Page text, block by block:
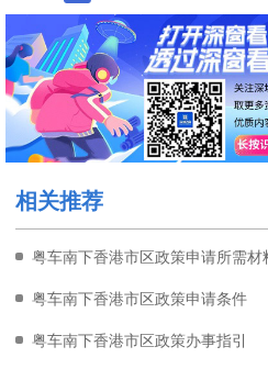
相关推荐
粤车南下香港市区政策申请所需材
粤车南下香港市区政策申请条件
粤车南下香港市区政策办事指引